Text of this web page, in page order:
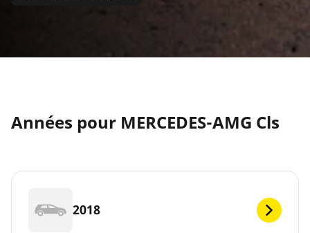
Années pour MERCEDES-AMG Cls
2018